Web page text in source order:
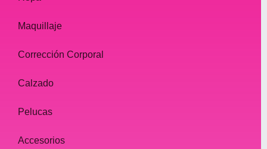
Maquillaje
Corrección Corporal
Calzado
Pelucas
Accesorios